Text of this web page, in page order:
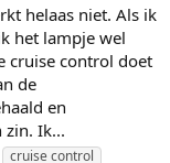
helaas niet. Als ik
het lampje wel
cruise control doet
de
en
zin. Ik...
cruise control